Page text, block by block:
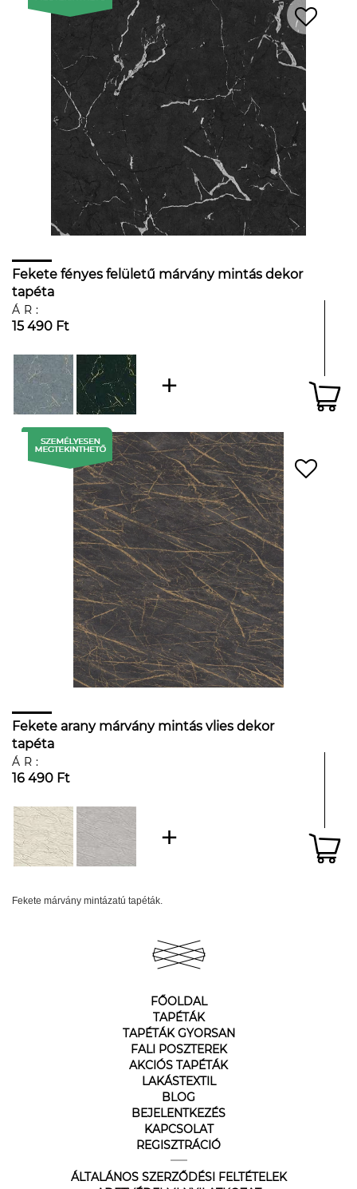
Fekete fényes felületű márvány mintás dekor
tapéta
ÁR:
15 490 Ft
Fekete arany márvány mintás vlies dekor
tapéta
ÁR:
16 490 Ft
Fekete márvány mintázatú tapéták.
FŐOLDAL
TAPÉTÁK
TAPÉTÁK GYORSAN
FALI POSZTEREK
AKCIÓS TAPÉTÁK
LAKÁSTEXTIL
BLOG
BEJELENTKEZÉS
KAPCSOLAT
REGISZTRÁCIÓ
ÁLTALÁNOS SZERZŐDÉSI FELTÉTELEK